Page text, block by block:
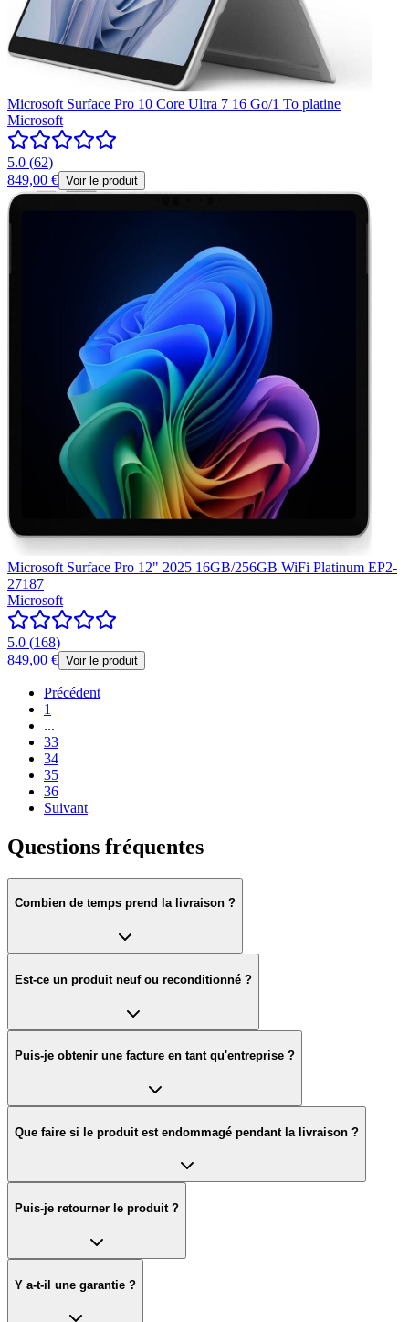
Microsoft Surface Pro 10 Core Ultra 7 16 Go/1 To platine
Microsoft
5.0 (62)
849,00 € Voir le produit
Microsoft Surface Pro 12" 2025 16GB/256GB WiFi Platinum EP2-
27187
Microsoft
5.0 (168)
849,00 € Voir le produit
Précédent
1
...
33
34
35
36
Suivant
Questions fréquentes
Combien de temps prend la livraison ?
Est-ce un produit neuf ou reconditionné ?
Puis-je obtenir une facture en tant qu'entreprise ?
Que faire si le produit est endommagé pendant la livraison ?
Puis-je retourner le produit ?
Y a-t-il une garantie ?